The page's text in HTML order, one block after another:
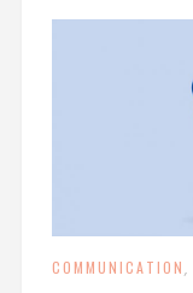
COMMUNICATION,